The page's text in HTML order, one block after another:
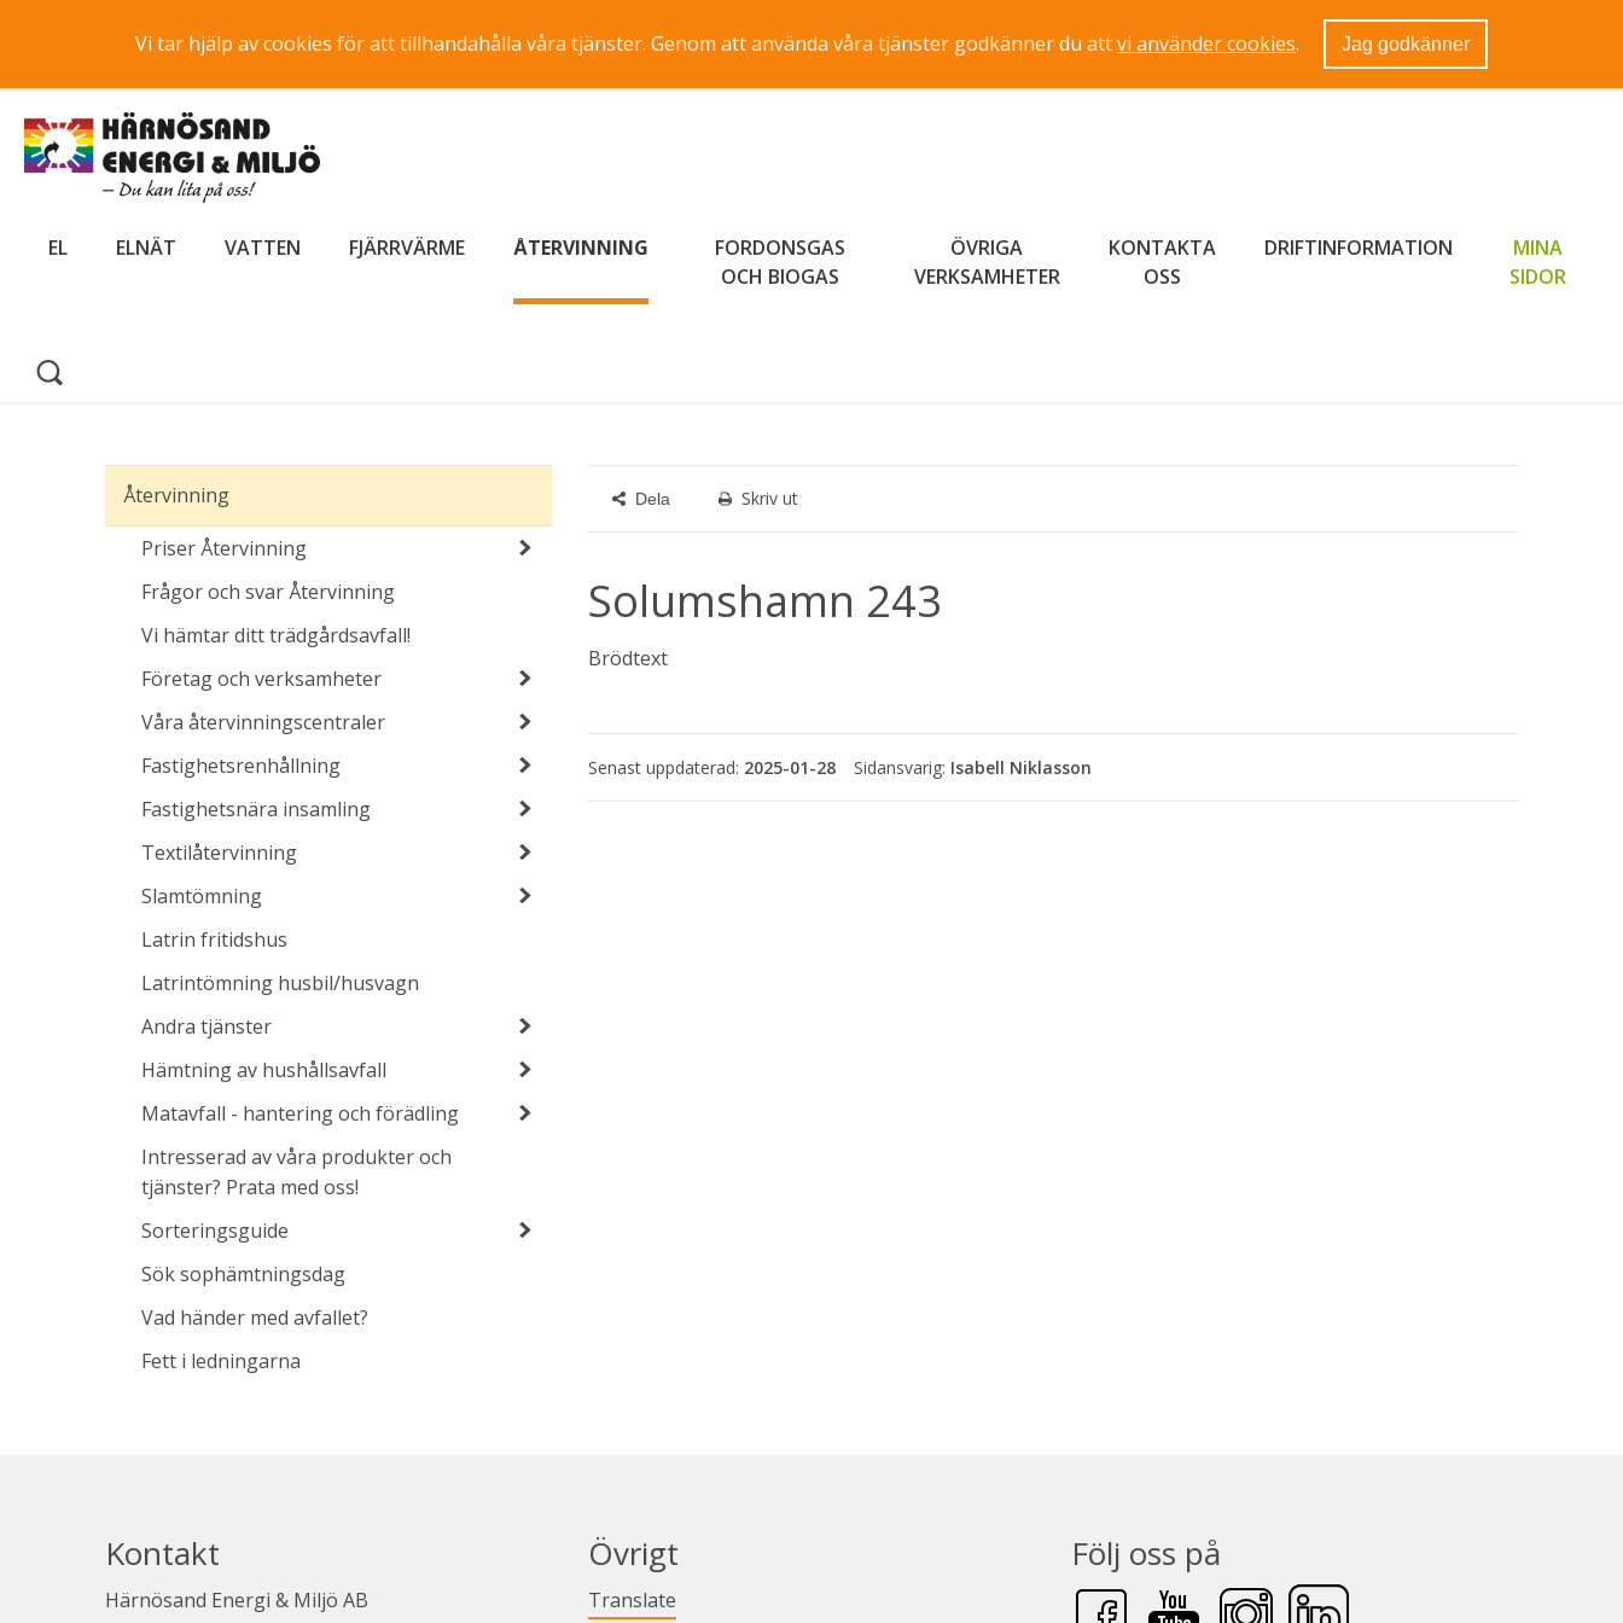
Vi tar hjälp av cookies för att tillhandahålla våra tjänster. Genom att använda våra tjänster godkänner du attvi använder cookies. Jag godkänner
EL ELNÄT VATTEN FJÄRRVÄRME ÅTERVINNING
FORDONSGAS
OCH BIOGAS
ÖVRIGA
VERKSAMHETER
KONTAKTA
OSS
DRIFTINFORMATION
MINA
SIDOR
Återvinning
Priser Återvinning
Frågor och svar Återvinning
Vi hämtar ditt trädgårdsavfall!
Företag och verksamheter
Våra återvinningscentraler
Fastighetsrenhållning
Fastighetsnära insamling
Textilåtervinning
Slamtömning
Latrin fritidshus
Latrintömning husbil/husvagn
Andra tjänster
Hämtning av hushållsavfall
Matavfall - hantering och förädling
Intresserad av våra produkter och
tjänster? Prata med oss!
Sorteringsguide
Sök sophämtningsdag
Vad händer med avfallet?
Fett i ledningarna
Dela Skriv ut
Solumshamn 243
Brödtext
Senast uppdaterad: 2025-01-28 Isabell Niklasson
Kontakt
Härnösand Energi & Miljö AB
Övrigt
Translate
Följ oss på